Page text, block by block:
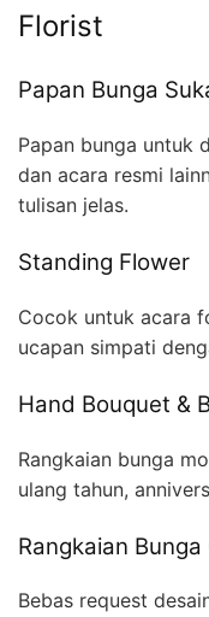
Florist
Papan Bunga
Papan bunga untuk
dan acara resmi
tulisan jelas.
Standing Flower
Cocok untuk acara
ucapan simpati
Hand Bouquet &
Rangkaian bunga
ulang tahun,
Rangkaian
Bebas request